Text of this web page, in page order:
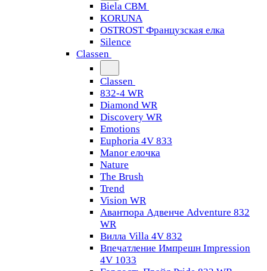
Biela CBM
KORUNA
OSTROST Французская елка
Silence
Classen
Classen
832-4 WR
Diamond WR
Discovery WR
Emotions
Euphoria 4V 833
Manor елочка
Nature
The Brush
Trend
Vision WR
Авантюра Адвенче Adventure 832
WR
Вилла Villa 4V 832
Впечатление Импрешн Impression
4V 1033